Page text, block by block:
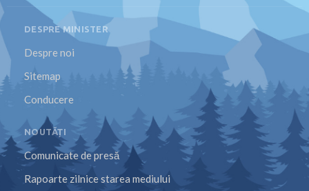
DESPRE MINISTER
Despre noi
Sitemap
Conducere
NOUTĂȚI
Comunicate de presă
Rapoarte zilnice starea mediului